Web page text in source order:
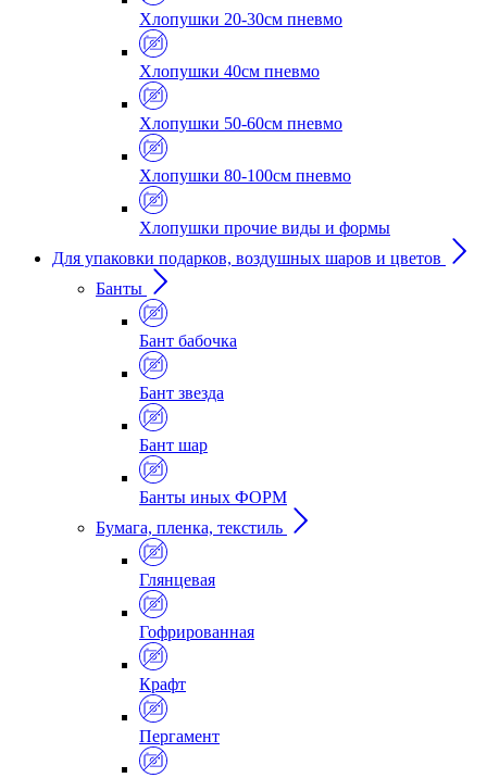
Хлопушки 20-30см пневмо
Хлопушки 40см пневмо
Хлопушки 50-60см пневмо
Хлопушки 80-100см пневмо
Хлопушки прочие виды и формы
Для упаковки подарков, воздушных шаров и цветов
Банты
Бант бабочка
Бант звезда
Бант шар
Банты иных ФОРМ
Бумага, пленка, текстиль
Глянцевая
Гофрированная
Крафт
Пергамент